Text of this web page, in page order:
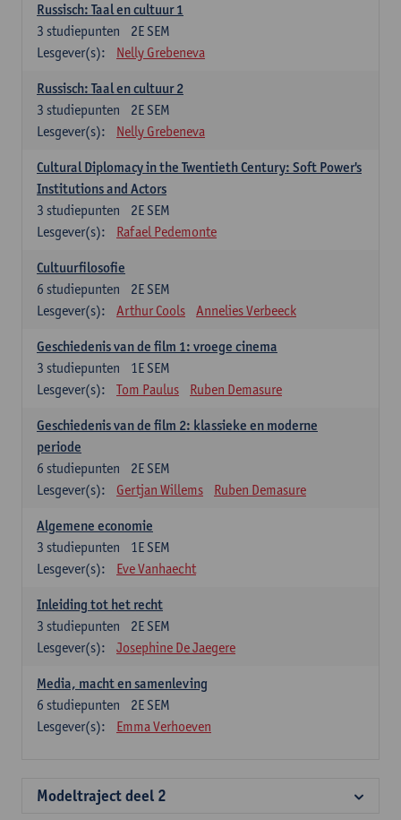
Russisch: Taal en cultuur 1
2E SEM
3 studiepunten
Lesgever(s):
Nelly Grebeneva
Russisch: Taal en cultuur 2
2E SEM
3 studiepunten
Lesgever(s):
Nelly Grebeneva
Cultural Diplomacy in the Twentieth Century: Soft Power's
Institutions and Actors
2E SEM
3 studiepunten
Lesgever(s):
Rafael Pedemonte
Cultuurfilosofie
2E SEM
6 studiepunten
Lesgever(s):
Arthur Cools Annelies Verbeeck
Geschiedenis van de film 1: vroege cinema
1E SEM
3 studiepunten
Lesgever(s):
Tom Paulus Ruben Demasure
Geschiedenis van de film 2: klassieke en moderne
periode
2E SEM
6 studiepunten
Lesgever(s):
Gertjan Willems Ruben Demasure
Algemene economie
1E SEM
3 studiepunten
Lesgever(s):
Eve Vanhaecht
Inleiding tot het recht
2E SEM
3 studiepunten
Lesgever(s):
Josephine De Jaegere
Media, macht en samenleving
2E SEM
6 studiepunten
Lesgever(s):
Emma Verhoeven
Modeltraject deel 2